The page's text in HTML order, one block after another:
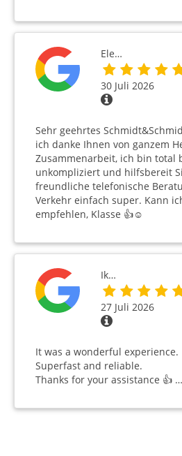
Ele…
30 Juli 2026
Sehr geehrtes
ich danke Ihnen von ganzem
Zusammenarbeit, ich bin total
unkompliziert und hilfsbereit
freundliche telefonische
Verkehr einfach super. Kann
empfehlen, Klasse 👍☺️
Ik…
27 Juli 2026
It was a wonderful experience.
Superfast and reliable.
Thanks for your assistance 👍 …